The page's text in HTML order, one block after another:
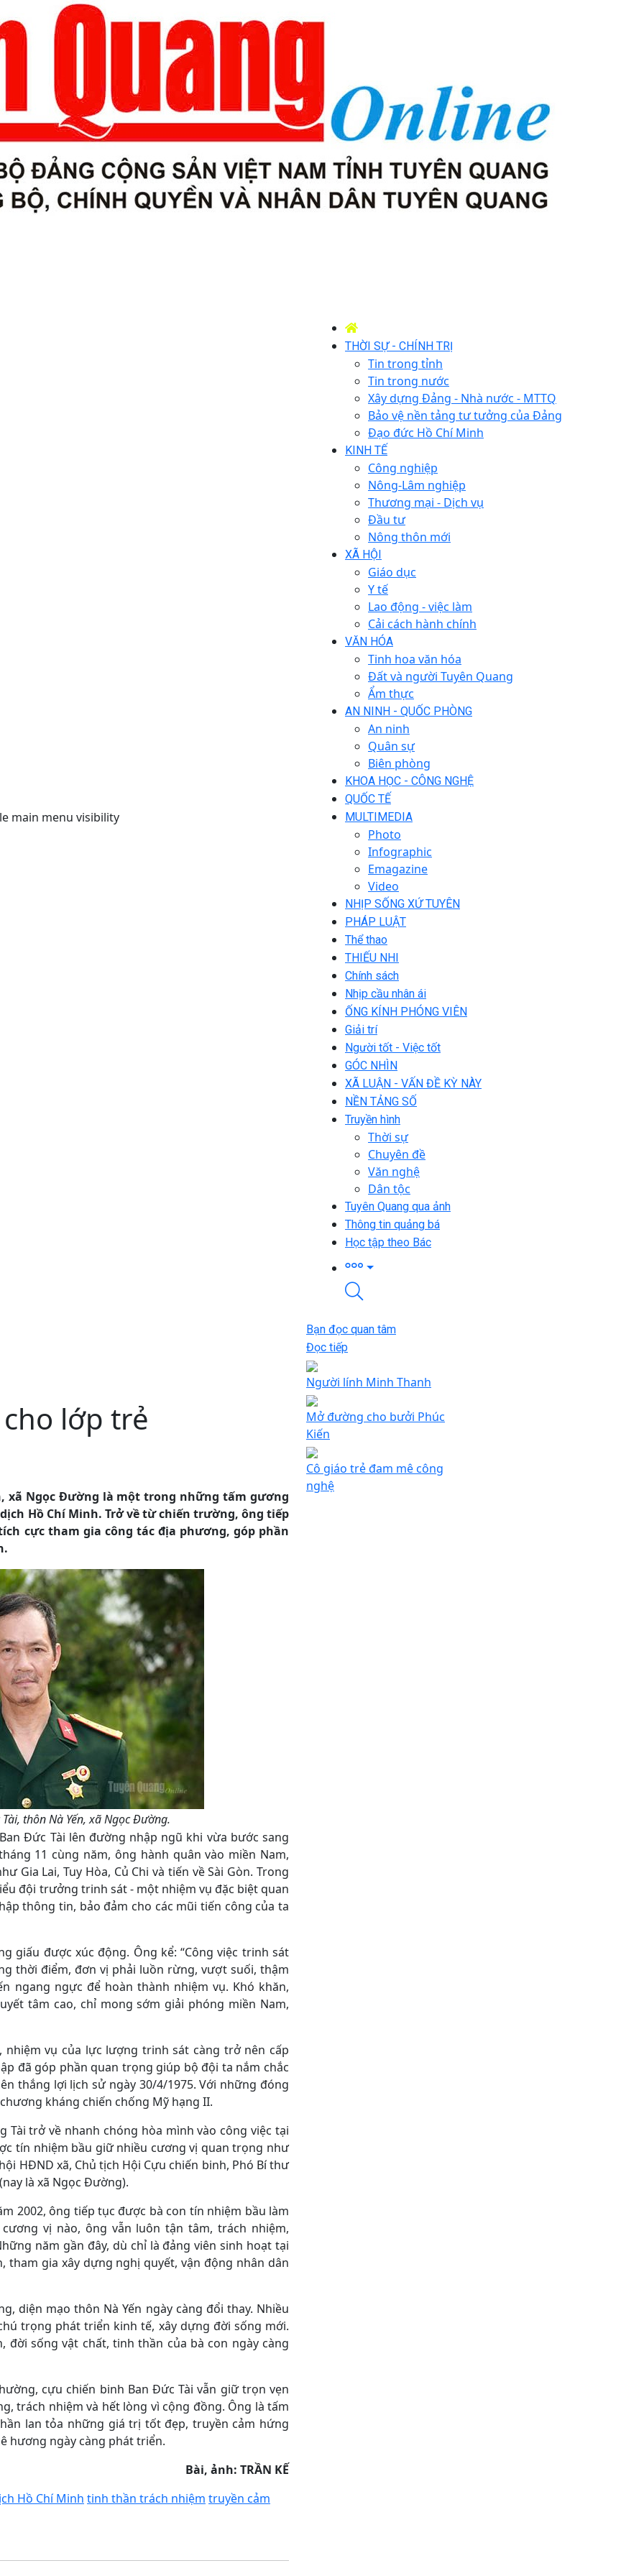
main menu visibility
THỜI SỰ - CHÍNH TRỊ
Tin trong tỉnh
Tin trong nước
Xây dựng Đảng - Nhà nước - MTTQ
Bảo vệ nền tảng tư tưởng của Đảng
Đạo đức Hồ Chí Minh
KINH TẾ
Công nghiệp
Nông-Lâm nghiệp
Thương mại - Dịch vụ
Đầu tư
Nông thôn mới
XÃ HỘI
Giáo dục
Y tế
Lao động - việc làm
Cải cách hành chính
VĂN HÓA
Tinh hoa văn hóa
Đất và người Tuyên Quang
Ẩm thực
AN NINH - QUỐC PHÒNG
An ninh
Quân sự
Biên phòng
KHOA HỌC - CÔNG NGHỆ
QUỐC TẾ
MULTIMEDIA
Photo
Infographic
Emagazine
Video
NHỊP SỐNG XỨ TUYÊN
PHÁP LUẬT
Thể thao
THIẾU NHI
Chính sách
Nhịp cầu nhân ái
ỐNG KÍNH PHÓNG VIÊN
Giải trí
Người tốt - Việc tốt
GÓC NHÌN
XÃ LUẬN - VẤN ĐỀ KỲ NÀY
NỀN TẢNG SỐ
Truyền hình
Thời sự
Chuyên đề
Văn nghệ
Dân tộc
Tuyên Quang qua ảnh
Thông tin quảng bá
Học tập theo Bác
lớp trẻ
xã Ngọc Đường là một trong những tấm gương
Hồ Chí Minh. Trở về từ chiến trường, ông tiếp
cực tham gia công tác địa phương, góp phần
thôn Nà Yến, xã Ngọc Đường.
Đức Tài lên đường nhập ngũ khi vừa bước sang
11 cùng năm, ông hành quân vào miền Nam,
Gia Lai, Tuy Hòa, Củ Chi và tiến về Sài Gòn. Trong
đội trưởng trinh sát - một nhiệm vụ đặc biệt quan
thông tin, bảo đảm cho các mũi tiến công của ta
giấu được xúc động. Ông kể: “Công việc trinh sát
thời điểm, đơn vị phải luồn rừng, vượt suối, thậm
ngang ngực để hoàn thành nhiệm vụ. Khó khăn,
tâm cao, chỉ mong sớm giải phóng miền Nam,
nhiệm vụ của lực lượng trinh sát càng trở nên cấp
đã góp phần quan trọng giúp bộ đội ta nắm chắc
thắng lợi lịch sử ngày 30/4/1975. Với những đóng
kháng chiến chống Mỹ hạng II.
Tài trở về nhanh chóng hòa mình vào công việc tại
tín nhiệm bầu giữ nhiều cương vị quan trọng như
HĐND xã, Chủ tịch Hội Cựu chiến binh, Phó Bí thư
là xã Ngọc Đường).
2002, ông tiếp tục được bà con tín nhiệm bầu làm
vị nào, ông vẫn luôn tận tâm, trách nhiệm,
năm gần đây, dù chỉ là đảng viên sinh hoạt tại
tham gia xây dựng nghị quyết, vận động nhân dân
diện mạo thôn Nà Yến ngày càng đổi thay. Nhiều
trọng phát triển kinh tế, xây dựng đời sống mới.
sống vật chất, tinh thần của bà con ngày càng
cựu chiến binh Ban Đức Tài vẫn giữ trọn vẹn
trách nhiệm và hết lòng vì cộng đồng. Ông là tấm
lan tỏa những giá trị tốt đẹp, truyền cảm hứng
hương ngày càng phát triển.
Bài, ảnh: TRẦN KẾ
Hồ Chí Minh tinh thần trách nhiệm truyền cảm
Bạn đọc quan tâm
Đọc tiếp
Người lính Minh Thanh
Mở đường cho bưởi Phúc
Kiến
Cô giáo trẻ đam mê công
nghệ